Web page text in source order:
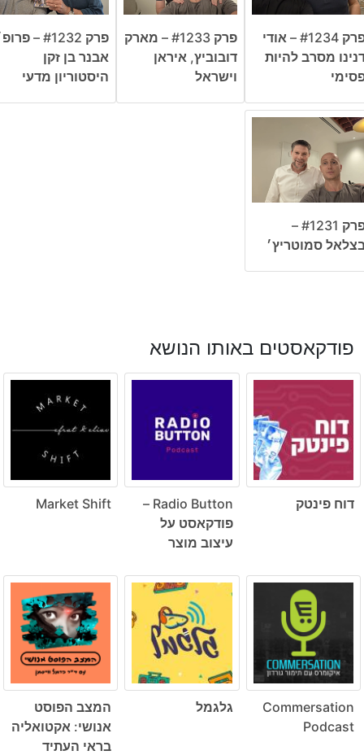
פרק #1234 – אודי
מסרב להיות
פרק #1233 – מארק
דובוביץ, איראן
וישראל
פרק #1232 –
אבנר בן זקן
היסטוריון מדעי
פרק #1231 –
סמוטריץ׳
פודקאסטים באותו הנושא
דוח פינטק
Radio Button –
פודקאסט על
עיצוב מוצר
Market Shift
Commersation
Podcast
גלגמל
המצב הפוסט
אנושי: אקטואליה
בראי העתיד